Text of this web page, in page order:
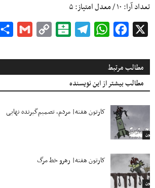
تعداد آرا: ۱۰/ معدل امتیاز:۵
Facebook
WhatsApp
Telegram
Balatarin
Copy
Gmail
مطالب مرتبط
مطالب بیشتر از این نویسنده
کارتون
کارتون هفته| مردم، تصمیم‌گیرنده نهایی
کارتون
کارتون هفته| رهرو خط مرگ